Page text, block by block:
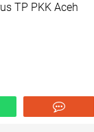
TP PKK Aceh